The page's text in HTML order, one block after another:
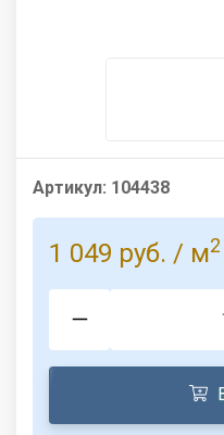
Артикул: 104438
1 049 руб. / м2